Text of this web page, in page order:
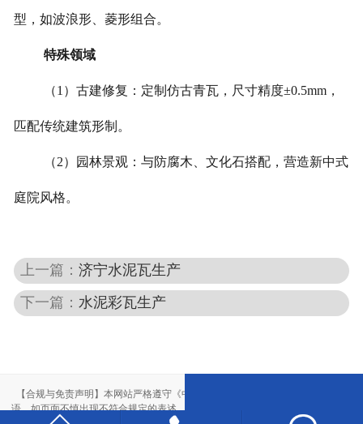
型，如波浪形、菱形组合。
特殊领域
（1）古建修复：定制仿古青瓦，尺寸精度±0.5mm，
匹配传统建筑形制。
（2）园林景观：与防腐木、文化石搭配，营造新中式
庭院风格。
上一篇：济宁水泥瓦生产
下一篇： 水泥彩瓦生产
【合规与免责声明】本网站严格遵守《中华人民共和国广告法》，尽力规范用
语。如页面不慎出现不符合规定的表述，敬请联系我们，将立即更正；相关内容